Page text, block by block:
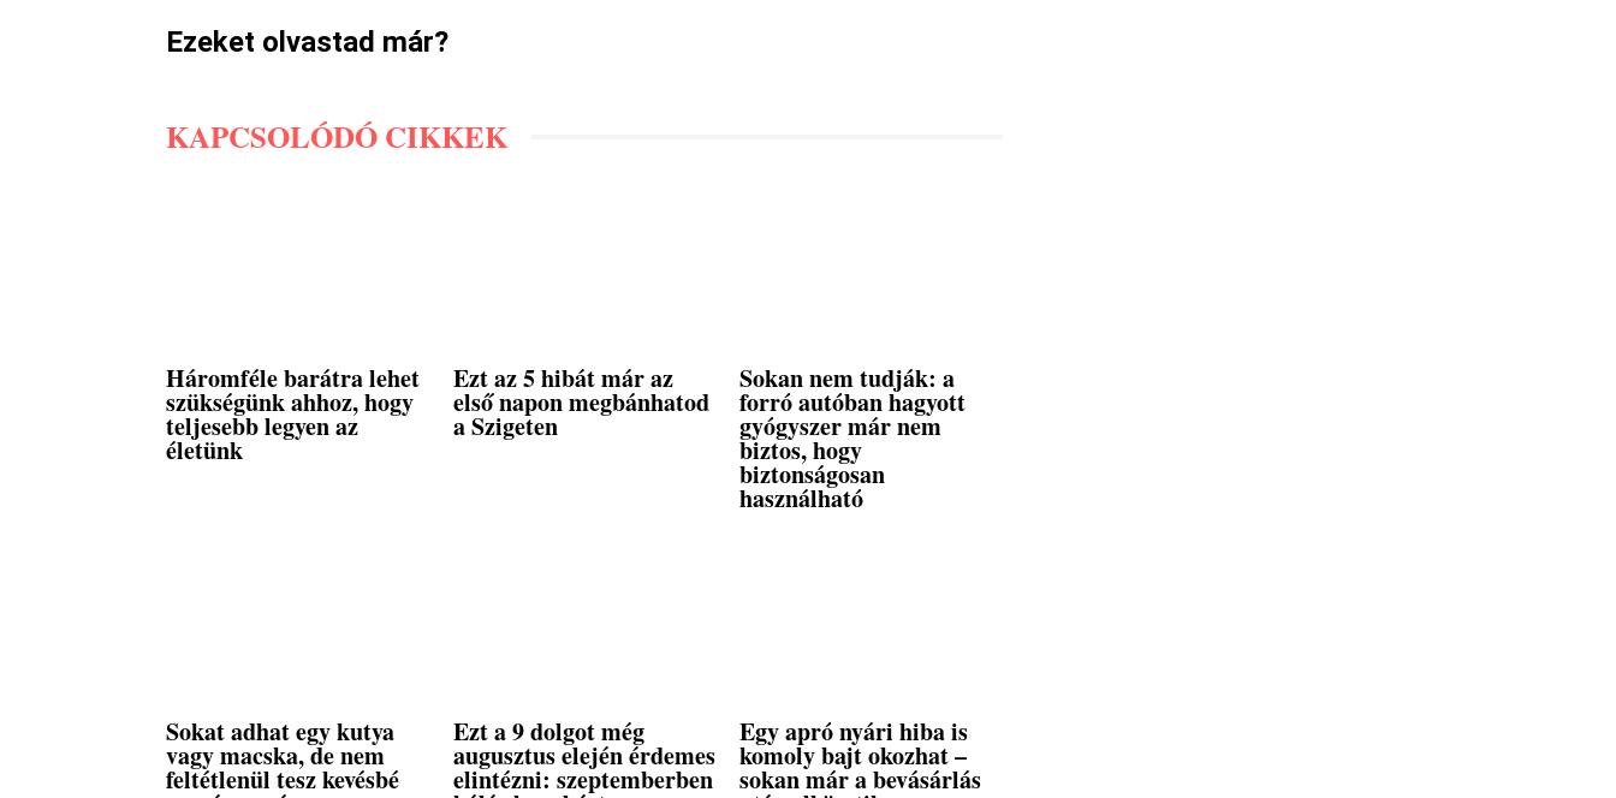
Ezeket olvastad már?
KAPCSOLÓDÓ CIKKEK
Háromféle barátra lehet
szükségünk ahhoz, hogy
teljesebb legyen az
életünk
Ezt az 5 hibát már az
első napon megbánhatod
a Szigeten
Sokan nem tudják: a
forró autóban hagyott
gyógyszer már nem
biztos, hogy
biztonságosan
használható
Sokat adhat egy kutya
vagy macska, de nem
feltétlenül tesz kevésbé
Ezt a 9 dolgot még
augusztus elején érdemes
elintézni: szeptemberben
Egy apró nyári hiba is
komoly bajt okozhat –
sokan már a bevásárlás